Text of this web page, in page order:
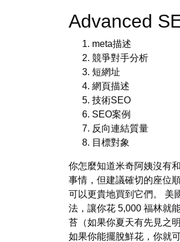
Advanced
meta描述
競爭對手分析
短網址
網頁描述
技術SEO
SEO案例
反向連結質量
目標對象
你怎麼知道米奇阿姨沒有
事情，但建議確切的座位
可以更貴地買到它們。 美
法，讓你花 5,000 福林就
苔（如果你夏天有先見之
如果你能擺脫鮮花，你就